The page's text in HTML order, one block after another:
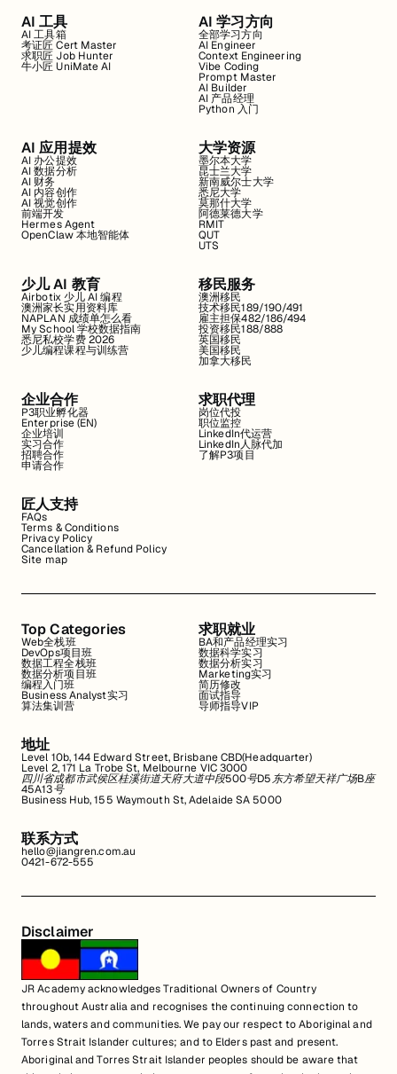
AI 工具
AI 工具箱
考证匠 Cert Master
求职匠 Job Hunter
牛小匠 UniMate AI
AI 学习方向
全部学习方向
AI Engineer
Context Engineering
Vibe Coding
Prompt Master
AI Builder
AI 产品经理
Python 入门
AI 应用提效
AI 办公提效
AI 数据分析
AI 财务
AI 内容创作
AI 视觉创作
前端开发
Hermes Agent
OpenClaw 本地智能体
大学资源
墨尔本大学
昆士兰大学
新南威尔士大学
悉尼大学
莫那什大学
阿德莱德大学
RMIT
QUT
UTS
少儿 AI 教育
Airbotix 少儿 AI 编程
澳洲家长实用资料库
NAPLAN 成绩单怎么看
My School 学校数据指南
悉尼私校学费 2026
少儿编程课程与训练营
移民服务
澳洲移民
技术移民189/190/491
雇主担保482/186/494
投资移民188/888
英国移民
美国移民
加拿大移民
企业合作
P3职业孵化器
Enterprise (EN)
企业培训
实习合作
招聘合作
申请合作
求职代理
岗位代投
职位监控
LinkedIn代运营
LinkedIn人脉代加
了解P3项目
匠人支持
FAQs
Terms & Conditions
Privacy Policy
Cancellation & Refund Policy
Site map
Top Categories
Web全栈班
DevOps项目班
数据工程全栈班
数据分析项目班
编程入门班
Business Analyst实习
算法集训营
求职就业
BA和产品经理实习
数据科学实习
数据分析实习
Marketing实习
简历修改
面试指导
导师指导VIP
地址
Level 10b, 144 Edward Street, Brisbane CBD(Headquarter)
Level 2, 171 La Trobe St, Melbourne VIC 3000
四川省成都市武侯区桂溪街道天府大道中段500号D5东方希望天祥广场B座
45A13号
Business Hub, 155 Waymouth St, Adelaide SA 5000
联系方式
hello@jiangren.com.au
0421-672-555
Disclaimer
JR Academy acknowledges Traditional Owners of Country
throughout Australia and recognises the continuing connection to
lands, waters and communities. We pay our respect to Aboriginal and
Torres Strait Islander cultures; and to Elders past and present.
Aboriginal and Torres Strait Islander peoples should be aware that